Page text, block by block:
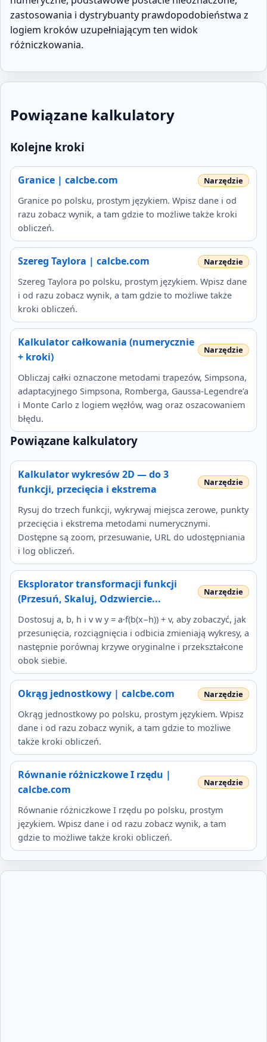
zastosowania i dystrybuanty prawdopodobieństwa z
logiem kroków uzupełniającym ten widok
różniczkowania.
Powiązane kalkulatory
Kolejne kroki
Granice | calcbe.com
Granice po polsku, prostym językiem. Wpisz dane i od
razu zobacz wynik, a tam gdzie to możliwe także kroki
obliczeń.
Szereg Taylora | calcbe.com
Szereg Taylora po polsku, prostym językiem. Wpisz dane
i od razu zobacz wynik, a tam gdzie to możliwe także
kroki obliczeń.
Kalkulator całkowania (numerycznie
+ kroki)
Obliczaj całki oznaczone metodami trapezów, Simpsona,
adaptacyjnego Simpsona, Romberga, Gaussa-Legendre’a
i Monte Carlo z logiem węzłów, wag oraz oszacowaniem
błędu.
Powiązane kalkulatory
Kalkulator wykresów 2D — do 3
funkcji, przecięcia i ekstrema
Rysuj do trzech funkcji, wykrywaj miejsca zerowe, punkty
przecięcia i ekstrema metodami numerycznymi.
Dostępne są zoom, przesuwanie, URL do udostępniania
i log obliczeń.
Eksplorator transformacji funkcji
(Przesuń, Skaluj, Odzwiercie...
Dostosuj a, b, h i v w y = a·f(b(x−h)) + v, aby zobaczyć, jak
przesunięcia, rozciągnięcia i odbicia zmieniają wykresy, a
następnie porównaj krzywe oryginalne i przekształcone
obok siebie.
Okrąg jednostkowy | calcbe.com
Okrąg jednostkowy po polsku, prostym językiem. Wpisz
dane i od razu zobacz wynik, a tam gdzie to możliwe
także kroki obliczeń.
Równanie różniczkowe I rzędu |
calcbe.com
Równanie różniczkowe I rzędu po polsku, prostym
językiem. Wpisz dane i od razu zobacz wynik, a tam
gdzie to możliwe także kroki obliczeń.